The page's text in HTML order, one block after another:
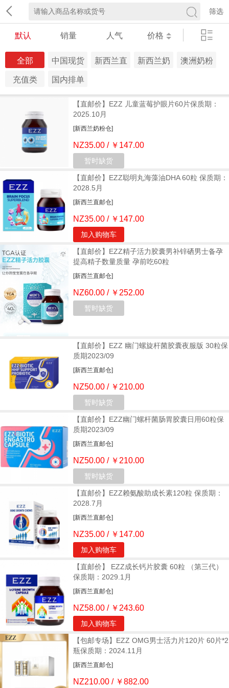
筛选
默认 销量 人气 价格
全部
中国现货
仓
新西兰直
新西兰奶
澳洲奶粉
充值类
国内排单
发货 生鲜
冷链
【直邮价】EZZ 儿童蓝莓护眼片60片保质期：
2025.10月
[新西兰奶粉仓]
NZ35.00 / ￥147.00
暂时缺货
【直邮价】EZZ聪明丸海藻油DHA 60粒 保质期：
2028.5月
[新西兰直邮仓]
NZ35.00 / ￥147.00
加入购物车
【直邮价】EZZ精子活力胶囊男补锌硒男士备孕
提高精子数量质量 孕前吃60粒
[新西兰直邮仓]
NZ60.00 / ￥252.00
暂时缺货
【直邮价】EZZ 幽门螺旋杆菌胶囊夜服版 30粒保
质期2023/09
[新西兰直邮仓]
NZ50.00 / ￥210.00
暂时缺货
【直邮价】EZZ幽门螺杆菌肠胃胶囊日用60粒保
质期2023/09
[新西兰直邮仓]
NZ50.00 / ￥210.00
暂时缺货
【直邮价】EZZ赖氨酸助成长素120粒 保质期：
2028.7月
[新西兰直邮仓]
NZ35.00 / ￥147.00
加入购物车
【直邮价】 EZZ成长钙片胶囊 60粒 （第三代）
保质期：2029.1月
[新西兰直邮仓]
NZ58.00 / ￥243.60
加入购物车
【包邮专场】EZZ OMG男士活力片120片 60片*2
瓶保质期：2024.11月
[新西兰直邮仓]
NZ210.00 / ￥882.00